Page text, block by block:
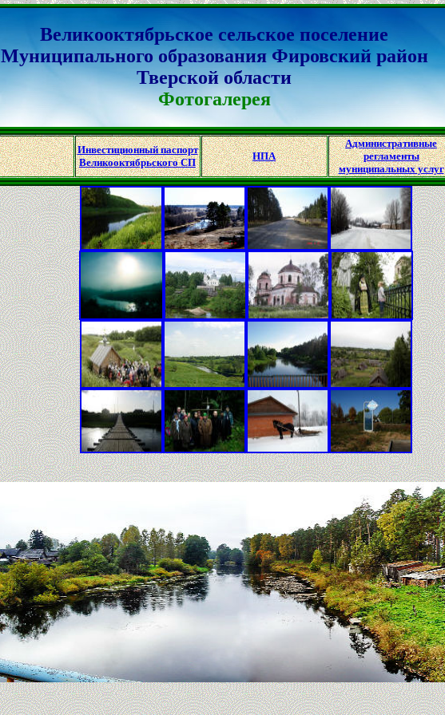
Великооктябрьское сельское поселение
Муниципального образования Фировский район
Тверской области
Фотогалерея
Инвестиционный паспорт
Великооктябрьского СП
НПА
Административные
регламенты
муниципальных услуг